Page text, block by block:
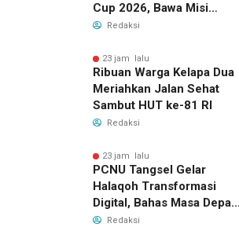
Cup 2026, Bawa Misi
Harumkan Nama Banten
Redaksi
23 jam lalu
Ribuan Warga Kelapa Dua
Meriahkan Jalan Sehat
Sambut HUT ke-81 RI
Redaksi
23 jam lalu
PCNU Tangsel Gelar
Halaqoh Transformasi
Digital, Bahas Masa Depan
NU di Era Disrupsi
Redaksi